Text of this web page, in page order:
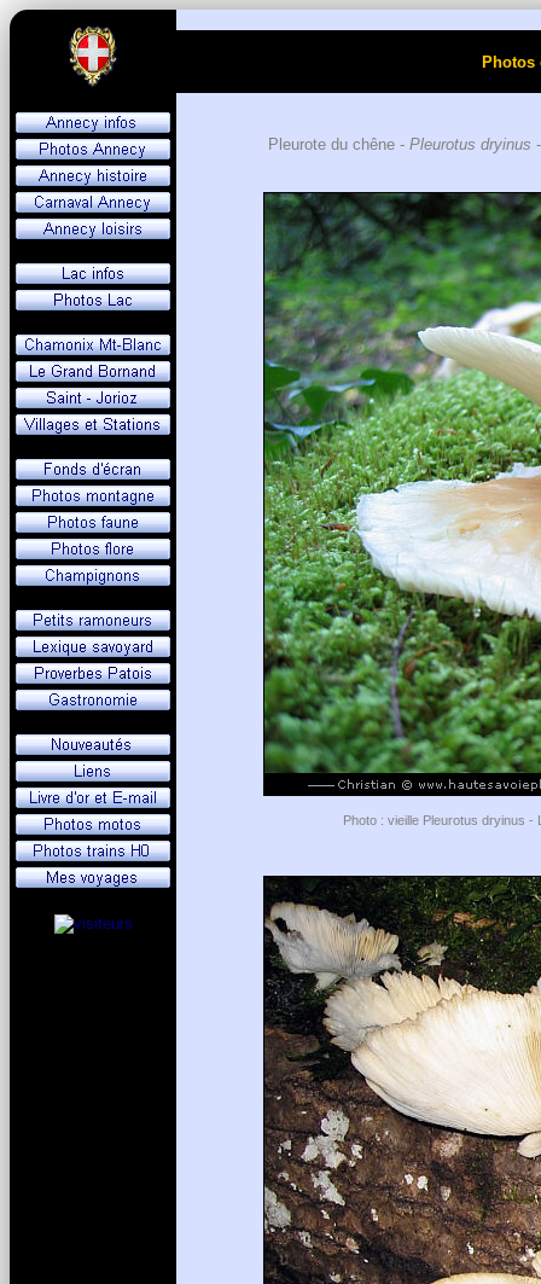
Pleurote du chêne - Pleurotus dryinus
Photo : vieille Pleurotus dryinus